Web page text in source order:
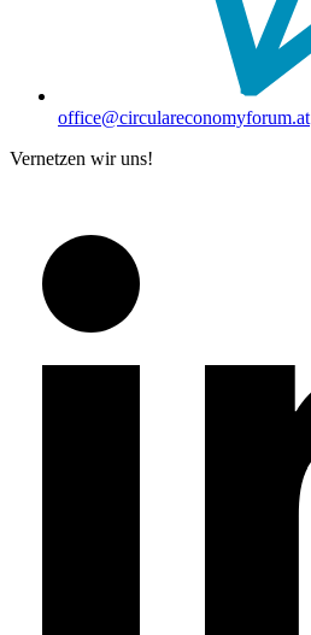
office@circulareconomyforum.at
Vernetzen wir uns!